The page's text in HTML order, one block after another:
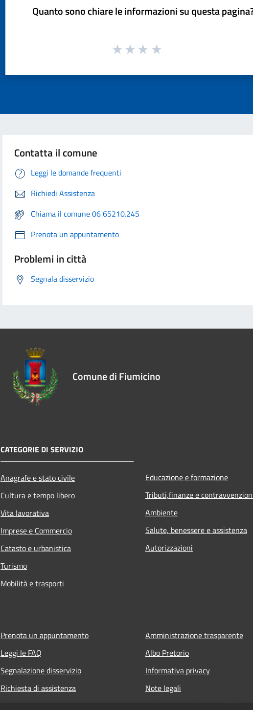
Quanto sono chiare le informazioni su questa
Contatta il comune
Leggi le domande frequenti
Richiedi Assistenza
Chiama il comune 06 65210.245
Prenota un appuntamento
Problemi in città
Segnala disservizio
Comune di Fiumicino
CATEGORIE DI SERVIZIO
Anagrafe e stato civile
Cultura e tempo libero
Vita lavorativa
Imprese e Commercio
Catasto e urbanistica
Turismo
Mobilità e trasporti
Educazione e formazione
Tributi,finanze e
Ambiente
Salute, benessere e assistenza
Autorizzazioni
Prenota un appuntamento
Leggi le FAQ
Segnalazione disservizio
Richiesta di assistenza
Sito precedente
Amministrazione trasparente
Albo Pretorio
Informativa privacy
Note legali
Dichiarazione di accessibilità